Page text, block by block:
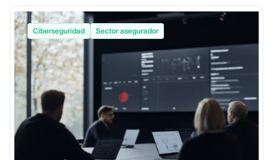
Ciberseguridad Sector asegurador